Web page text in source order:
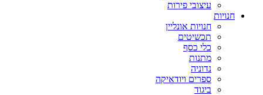
עיצובי פירות
חנויות
חנויות אונליין
תכשיטים
כלי כסף
מתנות
נדוניה
ספרים ויודאיקה
ביגוד